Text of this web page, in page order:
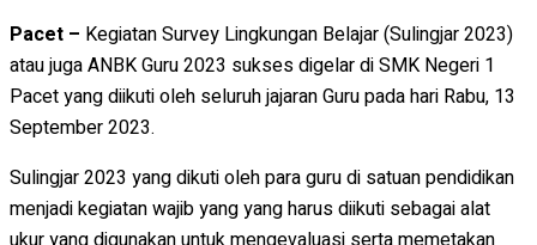
Pacet – Kegiatan Survey Lingkungan Belajar (Sulingjar 2023)
atau juga ANBK Guru 2023 sukses digelar di SMK Negeri 1
Pacet yang diikuti oleh seluruh jajaran Guru pada hari Rabu, 13
September 2023.
Sulingjar 2023 yang dikuti oleh para guru di satuan pendidikan
menjadi kegiatan wajib yang yang harus diikuti sebagai alat